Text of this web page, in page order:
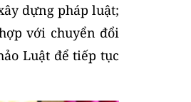
dựng pháp luật;
với chuyển đổi
Luật để tiếp tục